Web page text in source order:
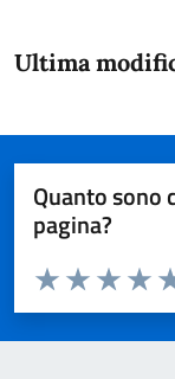
Ultima
Quanto sono
pagina?
Domanda
Valuta da 1 a 5 stelle
Valuta 3
Valuta 2
Valuta 1 stelle